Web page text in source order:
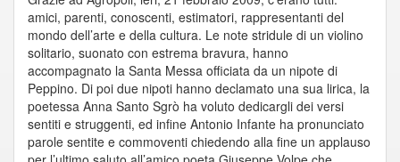
amici, parenti, conoscenti, estimatori, rappresentanti del
mondo dell’arte e della cultura. Le note stridule di un violino
solitario, suonato con estrema bravura, hanno
accompagnato la Santa Messa officiata da un nipote di
Peppino. Di poi due nipoti hanno declamato una sua lirica, la
poetessa Anna Santo Sgrò ha voluto dedicargli dei versi
sentiti e struggenti, ed infine Antonio Infante ha pronunciato
parole sentite e commoventi chiedendo alla fine un applauso